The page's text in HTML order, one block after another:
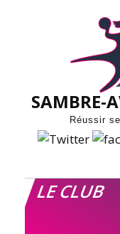
SAMBRE-
Réussir
LE CLUB